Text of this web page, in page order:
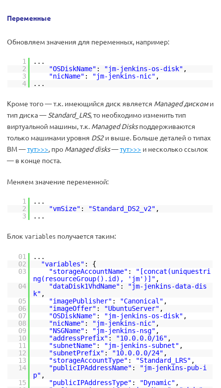
Переменные
Обновляем значения для переменных, например:
1
...
2
"OSDiskName" : "jm-jenkins-os-disk" ,
3
"nicName" : "jm-jenkins-nic" ,
4
...
Кроме того — т.к. имеющийся диск является Managed дискоми
тип диска — Standard_LRS, то необходимо изменить тип
виртуальной машины, т.к. Managed Disksподдерживаются
только машинами уровня DS2и выше. Больше деталей о типах
ВМ —тут>>>, про Managed disks—тут>>> и несколько ссылок
— в конце поста.
Меняем значение переменной:
1
...
2
"vmSize" : "Standard_DS2_v2" ,
3
...
Блок variables получается таким:
01
...
02
"variables" : {
03
"storageAccountName" :
"[concat(uniquestri
ng(resourceGroup().id), 'jm')]" ,
04
"dataDisk1VhdName" :
"jm-jenkins-data-dis
k" ,
05
"imagePublisher" : "Canonical" ,
06
"imageOffer" : "UbuntuServer" ,
07
"OSDiskName" : "jm-jenkins-os-disk" ,
08
"nicName" : "jm-jenkins-nic" ,
09
"NSGName" : "jm-jenkins-nsg" ,
10
"addressPrefix" : "10.0.0.0/16" ,
11
"subnetName" : "jm-jenkins-subnet" ,
12
"subnetPrefix" : "10.0.0.0/24" ,
13
"storageAccountType" : "Standard_LRS" ,
14
"publicIPAddressName" :
"jm-jenkins-pub-i
p" ,
15
"publicIPAddressType" : "Dynamic" ,